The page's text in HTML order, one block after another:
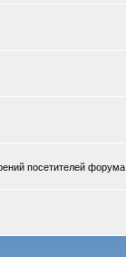
посетителей форума